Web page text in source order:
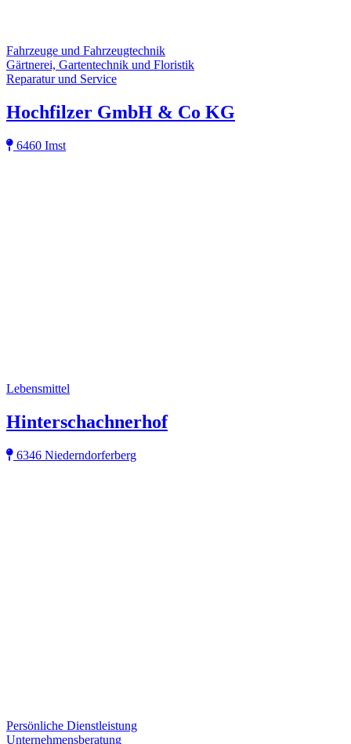
Fahrzeuge und Fahrzeugtechnik
Gärtnerei, Gartentechnik und Floristik
Reparatur und Service
Hochfilzer GmbH & Co KG
6460 Imst
Lebensmittel
Hinterschachnerhof
6346 Niederndorferberg
Persönliche Dienstleistung
Unternehmensberatung